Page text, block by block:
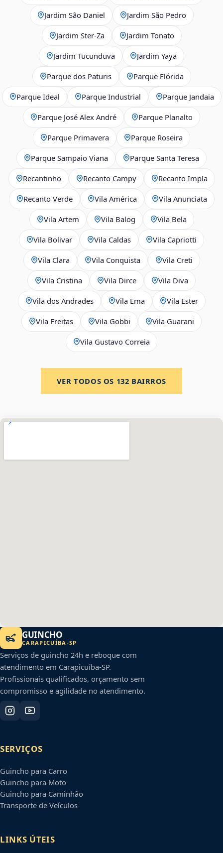
Jardim São Daniel Jardim São Pedro
Jardim Ster‑Za Jardim Tonato
Jardim Tucunduva Jardim Yaya
Parque dos Paturis Parque Flórida
Parque Ideal Parque Industrial Parque Jandaia
Parque José Alex André Parque Planalto
Parque Primavera Parque Roseira
Parque Sampaio Viana Parque Santa Teresa
Recantinho Recanto Campy Recanto Impla
Recanto Verde Vila América Vila Anunciata
Vila Artem Vila Balog Vila Bela
Vila Bolivar Vila Caldas Vila Capriotti
Vila Clara Vila Conquista Vila Creti
Vila Cristina Vila Dirce Vila Diva
Vila dos Andrades Vila Ema Vila Ester
Vila Freitas Vila Gobbi Vila Guarani
Vila Gustavo Correia
VER TODOS OS 132 BAIRROS
GUINCHO
CARAPICUÍBA -SP
Serviços de guincho 24h e reboque com
atendimento em Carapicuíba-SP.
Profissionais qualificados, orçamento sem
compromisso e agilidade no atendimento.
SERVIÇOS
Guincho para Carro
Guincho para Moto
Guincho para Caminhão
Transporte de Veículos
LINKS ÚTEIS